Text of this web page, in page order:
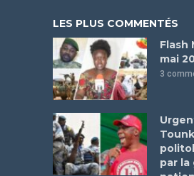
LES PLUS COMMENTÉS
Flash
mai
3
par la